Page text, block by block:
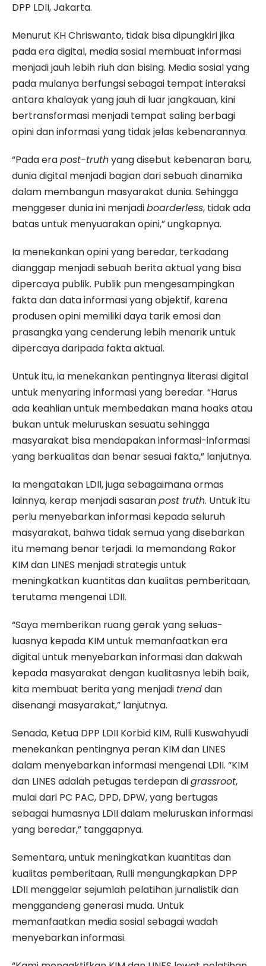
DPP LDII, Jakarta.
Menurut KH Chriswanto, tidak bisa dipungkiri jika
pada era digital, media sosial membuat informasi
menjadi jauh lebih riuh dan bising. Media sosial yang
pada mulanya berfungsi sebagai tempat interaksi
antara khalayak yang jauh di luar jangkauan, kini
bertransformasi menjadi tempat saling berbagi
opini dan informasi yang tidak jelas kebenarannya.
“Pada erapost-truthyang disebut kebenaran baru,
dunia digital menjadi bagian dari sebuah dinamika
dalam membangun masyarakat dunia. Sehingga
menggeser dunia ini menjadiboarderless, tidak ada
batas untuk menyuarakan opini,” ungkapnya.
Ia menekankan opini yang beredar, terkadang
dianggap menjadi sebuah berita aktual yang bisa
dipercaya publik. Publik pun mengesampingkan
fakta dan data informasi yang objektif, karena
produsen opini memiliki daya tarik emosi dan
prasangka yang cenderung lebih menarik untuk
dipercaya daripada fakta aktual.
Untuk itu, ia menekankan pentingnya literasi digital
untuk menyaring informasi yang beredar. “Harus
ada keahlian untuk membedakan mana hoaks atau
bukan untuk meluruskan sesuatu sehingga
masyarakat bisa mendapakan informasi-informasi
yang berkualitas dan benar sesuai fakta,” lanjutnya.
Ia mengatakan LDII, juga sebagaimana ormas
lainnya, kerap menjadi sasaranpost truth. Untuk itu
perlu menyebarkan informasi kepada seluruh
masyarakat, bahwa tidak semua yang disebarkan
itu memang benar terjadi. Ia memandang Rakor
KIM dan LINES menjadi strategis untuk
meningkatkan kuantitas dan kualitas pemberitaan,
terutama mengenai LDII.
“Saya memberikan ruang gerak yang seluas-
luasnya kepada KIM untuk memanfaatkan era
digital untuk menyebarkan informasi dan dakwah
kepada masyarakat dengan kualitasnya lebih baik,
kita membuat berita yang menjadi trenddan
disenangi masyarakat,” lanjutnya.
Senada, Ketua DPP LDII Korbid KIM, Rulli Kuswahyudi
menekankan pentingnya peran KIM dan LINES
dalam menyebarkan informasi mengenai LDII. “KIM
dan LINES adalah petugas terdepan digrassroot,
mulai dari PC PAC, DPD, DPW, yang bertugas
sebagai humasnya LDII dalam meluruskan informasi
yang beredar,” tanggapnya.
Sementara, untuk meningkatkan kuantitas dan
kualitas pemberitaan, Rulli mengungkapkan DPP
LDII menggelar sejumlah pelatihan jurnalistik dan
menggandeng generasi muda. Untuk
memanfaatkan media sosial sebagai wadah
menyebarkan informasi.